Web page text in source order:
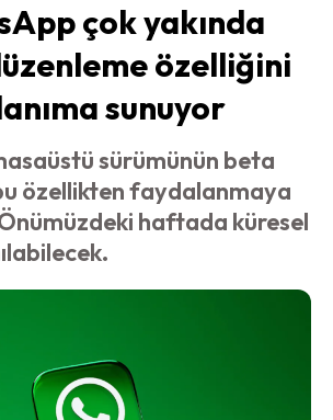
çok yakında
özelliğini
sunuyor
sürümünün beta
bu özellikten faydalanmaya
haftada küresel